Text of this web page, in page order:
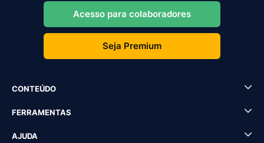
Acesso para colaboradores
Seja Premium
CONTEÚDO
FERRAMENTAS
AJUDA